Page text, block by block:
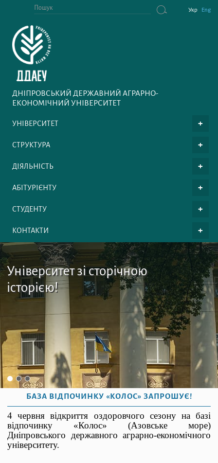
Укр Eng
ДНІПРОВСЬКИЙ ДЕРЖАВНИЙ АГРАРНО-
ЕКОНОМІЧНИЙ УНІВЕРСИТЕТ
УНІВЕРСИТЕТ
СТРУКТУРА
ДІЯЛЬНІСТЬ
АБІТУРІЄНТУ
СТУДЕНТУ
КОНТАКТИ
Університет зі сторічною
історією!
БАЗА ВІДПОЧИНКУ «КОЛОС» ЗАПРОШУЄ!
4 червня відкриття оздоровчого сезону на базі
відпочинку «Колос» (Азовське море)
Дніпровського державного аграрно-економічного
університету.